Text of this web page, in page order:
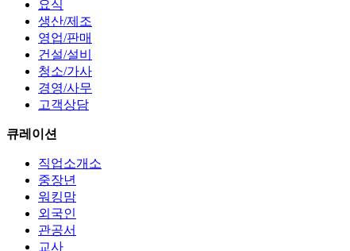
요식
생산/제조
영업/판매
건설/설비
청소/가사
경영/사무
고객상담
큐레이션
직업소개소
중장년
워킹맘
외국인
관공서
교사